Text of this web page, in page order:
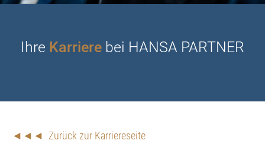
Ihre Karriere bei HANSA PARTNER
◄◄◄ Zurück zur Karriereseite